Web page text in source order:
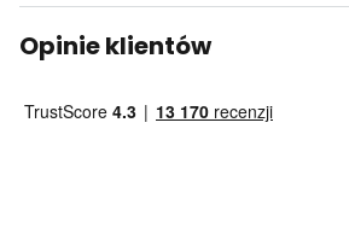
Opinie klientów